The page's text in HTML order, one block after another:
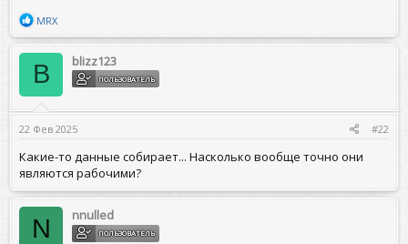
Р
а
ц
и
и
:
MRX
B blizz123
ПОЛЬЗОВАТЕЛЬ
22 Фев 2025 #22
Какие-то данные собирает... Насколько вообще точно они
являются рабочими?
N nnulled
ПОЛЬЗОВАТЕЛЬ